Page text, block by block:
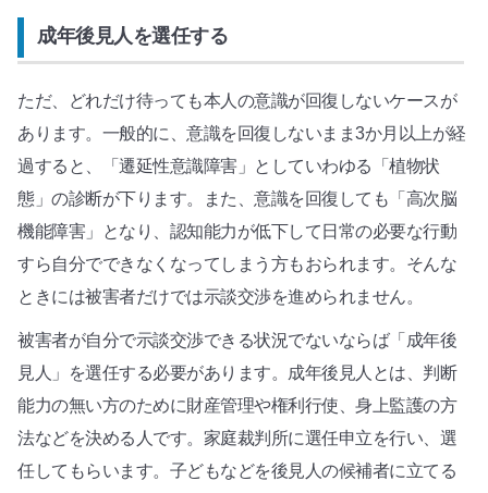
成年後見人を選任する
ただ、どれだけ待っても本人の意識が回復しないケースが
あります。一般的に、意識を回復しないまま3か月以上が経
過すると、「遷延性意識障害」としていわゆる「植物状
態」の診断が下ります。また、意識を回復しても「高次脳
機能障害」となり、認知能力が低下して日常の必要な行動
すら自分でできなくなってしまう方もおられます。そんな
ときには被害者だけでは示談交渉を進められません。
被害者が自分で示談交渉できる状況でないならば「成年後
見人」を選任する必要があります。成年後見人とは、判断
能力の無い方のために財産管理や権利行使、身上監護の方
法などを決める人です。家庭裁判所に選任申立を行い、選
任してもらいます。子どもなどを後見人の候補者に立てる